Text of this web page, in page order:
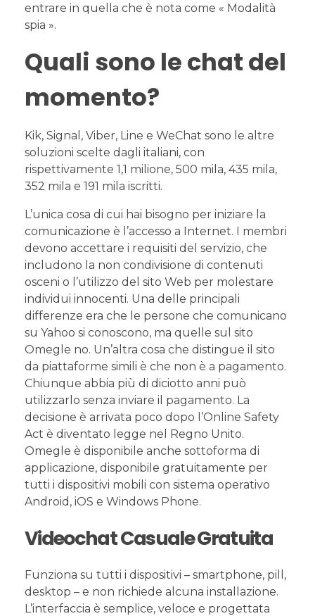
entrare in quella che è nota come « Modalità
spia ».
Quali sono le chat del
momento?
Kik, Signal, Viber, Line e WeChat sono le altre
soluzioni scelte dagli italiani, con
rispettivamente 1,1 milione, 500 mila, 435 mila,
352 mila e 191 mila iscritti.
L’unica cosa di cui hai bisogno per iniziare la
comunicazione è l’accesso a Internet. I membri
devono accettare i requisiti del servizio, che
includono la non condivisione di contenuti
osceni o l’utilizzo del sito Web per molestare
individui innocenti. Una delle principali
differenze era che le persone che comunicano
su Yahoo si conoscono, ma quelle sul sito
Omegle no. Un’altra cosa che distingue il sito
da piattaforme simili è che non è a pagamento.
Chiunque abbia più di diciotto anni può
utilizzarlo senza inviare il pagamento. La
decisione è arrivata poco dopo l’Online Safety
Act è diventato legge nel Regno Unito.
Omegle è disponibile anche sottoforma di
applicazione, disponibile gratuitamente per
tutti i dispositivi mobili con sistema operativo
Android, iOS e Windows Phone.
Videochat Casuale Gratuita
Funziona su tutti i dispositivi – smartphone, pill,
desktop – e non richiede alcuna installazione.
L’interfaccia è semplice, veloce e progettata